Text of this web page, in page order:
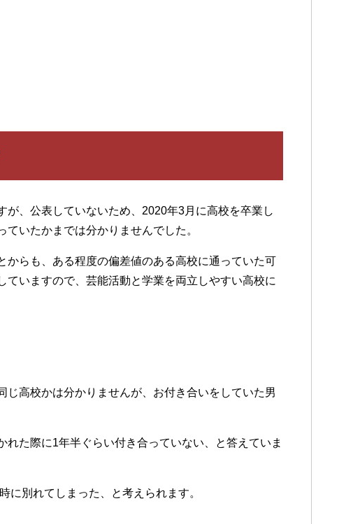
が、公表していないため、2020年3月に高校を卒業し
いたかまでは分かりませんでした。
からも、ある程度の偏差値のある高校に通っていた可
ていますので、芸能活動と学業を両立しやすい高校に
じ高校かは分かりませんが、お付き合いをしていた男
た際に1年半ぐらい付き合っていない、と答えていま
に別れてしまった、と考えられます。